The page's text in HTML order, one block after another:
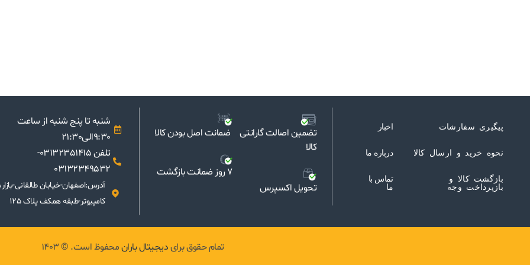
پیگیری سفارشات
نحوه خرید و ارسال کالا
بازگشت کالا و
بازپرداخت وجه
اخبار
درباره ما
تماس با
ما
تضمین اصالت گارانتی
کالا
تحویل اکسپرس
ضمانت اصل بودن کالا
7 روز ضمانت بازگشت
شنبه تا پنج شنبه از ساعت
9:30الی21:30
تلفن 03132351415-
03132349532
آدرس:اصفهان-خیابان طالقانی-
کامپیوتر-طبقه همکف پلاک 125
تمام حقوق برایدیجیتال بارانمحفوظ است. © 1403